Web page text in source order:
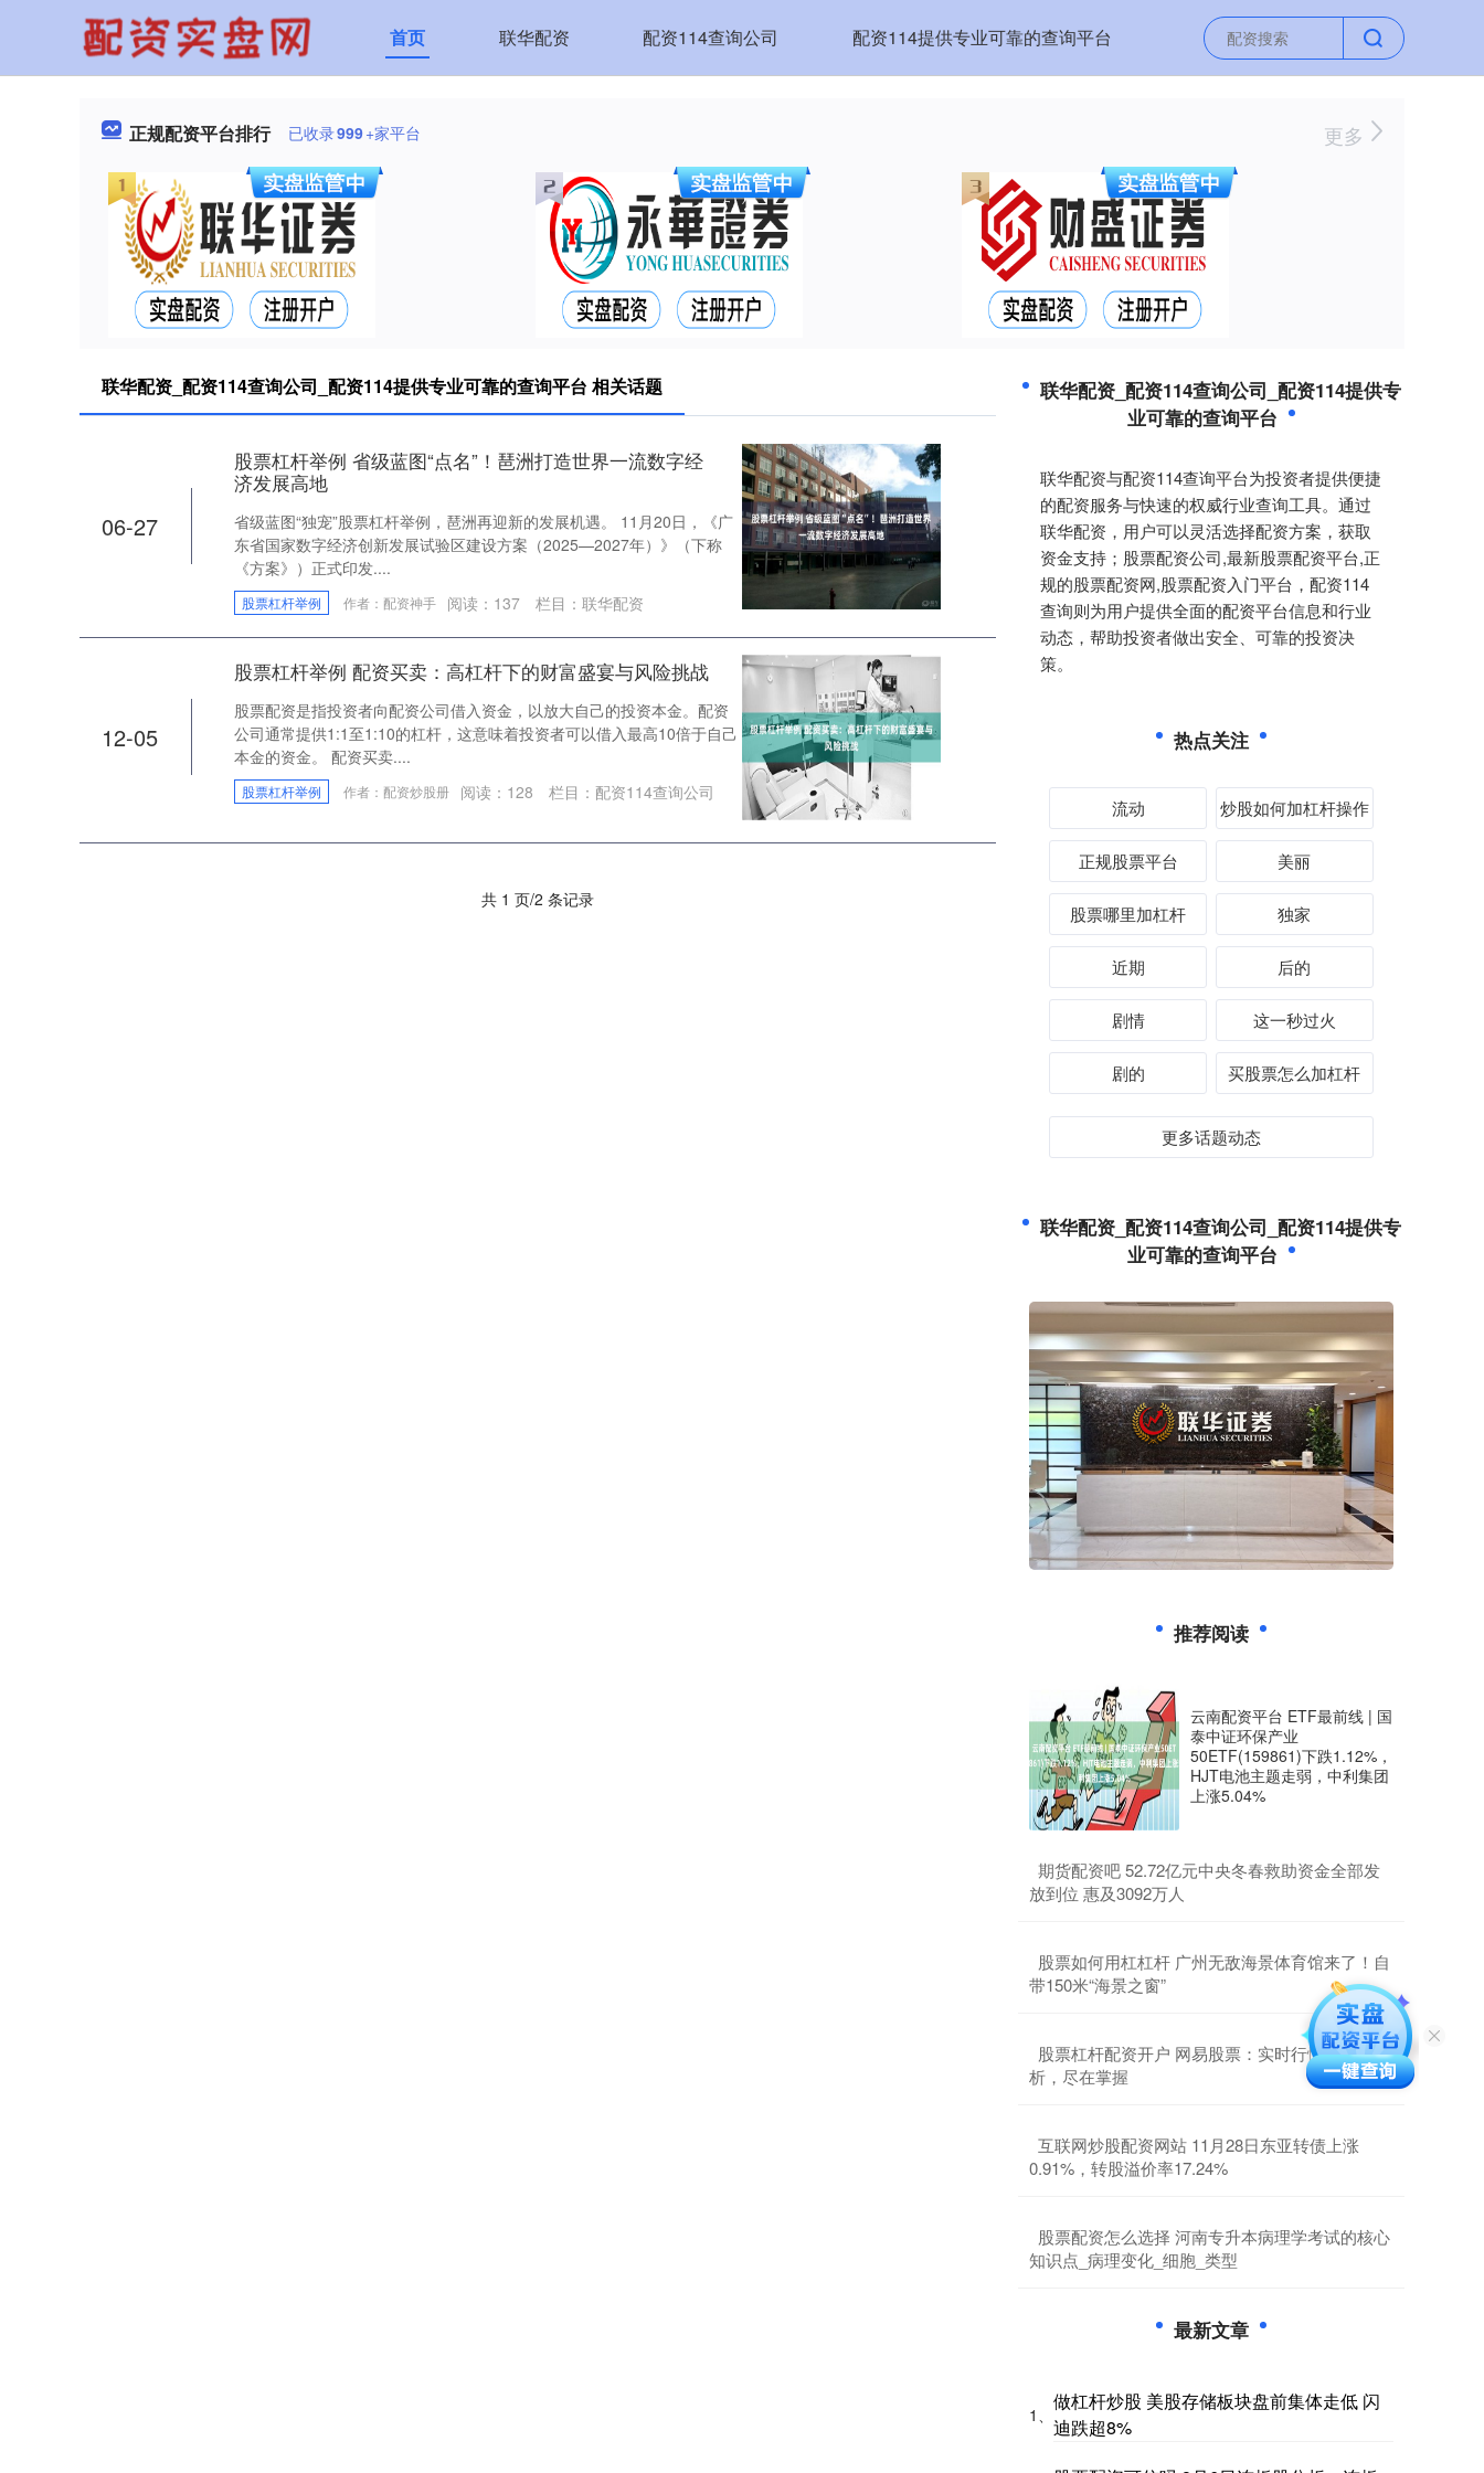
首页 联华配资 配资114查询公司 配资114提供专业可靠的查询平台
正规配资平台排行 已收录999+家平台 更多
联华配资_配资114查询公司_配资114提供专业可靠的查询平台 相关话题
06-27
股票杠杆举例 省级蓝图“点名”！琶洲打造世界一流数字经
济发展高地
省级蓝图“独宠”股票杠杆举例，琶洲再迎新的发展机遇。 11月20日，《广
东省国家数字经济创新发展试验区建设方案（2025—2027年）》（下称
《方案》）正式印发....
股票杠杆举例 作者：配资神手 阅读： 137 栏目： 联华配资
12-05
股票杠杆举例 配资买卖：高杠杆下的财富盛宴与风险挑战
股票配资是指投资者向配资公司借入资金，以放大自己的投资本金。配资
公司通常提供1:1至1:10的杠杆，这意味着投资者可以借入最高10倍于自己
本金的资金。 配资买卖....
股票杠杆举例 作者：配资炒股册 阅读： 128 栏目： 配资114查询公司
共 1 页/2 条记录
联华配资_配资114查询公司_配资114提供专
业可靠的查询平台
联华配资与配资114查询平台为投资者提供便捷
的配资服务与快速的权威行业查询工具。通过
联华配资，用户可以灵活选择配资方案，获取
资金支持；股票配资公司,最新股票配资平台,正
规的股票配资网,股票配资入门平台，配资114
查询则为用户提供全面的配资平台信息和行业
动态，帮助投资者做出安全、可靠的投资决
策。
热点关注
流动 炒股如何加杠杆操作
正规股票平台 美丽
股票哪里加杠杆 独家
近期 后的
剧情 这一秒过火
剧的 买股票怎么加杠杆
更多话题动态
联华配资_配资114查询公司_配资114提供专
业可靠的查询平台
推荐阅读
云南配资平台 ETF最前线 | 国
泰中证环保产业
50ETF(159861)下跌1.12%，
HJT电池主题走弱，中利集团
上涨5.04%
​期货配资吧 52.72亿元中央冬春救助资金全部发
放到位 惠及3092万人
​股票如何用杠杠杆 广州无敌海景体育馆来了！自
带150米“海景之窗”
​股票杠杆配资开户 网易股票：实时行情、深度分
析，尽在掌握
​互联网炒股配资网站 11月28日东亚转债上涨
0.91%，转股溢价率17.24%
​股票配资怎么选择 河南专升本病理学考试的核心
知识点_病理变化_细胞_类型
最新文章
1、
做杠杆炒股 美股存储板块盘前集体走低 闪
迪跌超8%